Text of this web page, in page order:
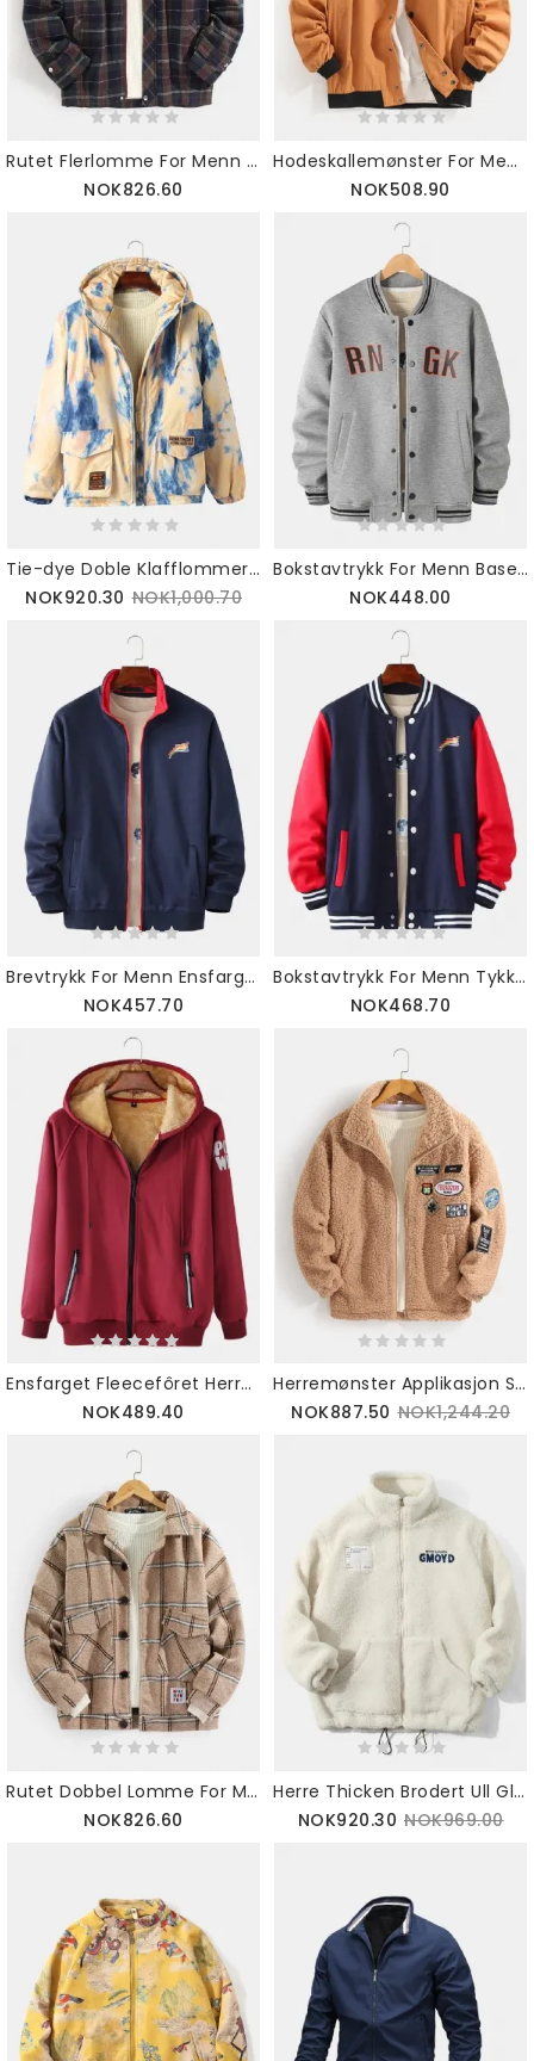
Rutet Flerlomme For Menn Varm Hettejakke Med Lange Ermer
NOK826.60
Hodeskallemønster For Menn Med Ryggtrykk Raglanermet Jakkeslag I Bomull Fritidsjakke
NOK508.90
Tie-dye Doble Klafflommer For Menn Glidelås Tykk Løs Hettejakke
NOK920.30 NOK1,000.70
Bokstavtrykk For Menn Baseballkrage Slant Pocket Langermet Jakke
NOK448.00
Brevtrykk For Menn Ensfarget Tykk Varmfôret Langermet Baseballjakke Med Lomme
NOK457.70
Bokstavtrykk For Menn Tykke Kontrasterende Patchwork Baseballkrage Langermet Jakke
NOK468.70
Ensfarget Fleecefôret Herrejakke Med Hettejakke
NOK489.40
Herremønster Applikasjon Sherpa Varmjakke Med Lomme
NOK887.50 NOK1,244.20
Rutet Dobbel Lomme For Menn Varm Langermet Tykk Uformell Ulljakke
NOK826.60
Herre Thicken Brodert Ull Glidelås Stativ Krage Varm Fritidsjakke
NOK920.30 NOK969.00